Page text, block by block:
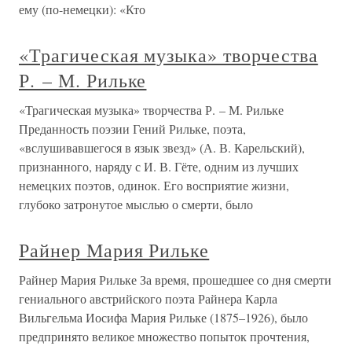
ему (по-немецки): «Кто
«Трагическая музыка» творчества
Р. – М. Рильке
«Трагическая музыка» творчества Р. – М. Рильке
Преданность поэзии Гений Рильке, поэта,
«вслушивавшегося в язык звезд» (А. В. Карельский),
признанного, наряду с И. В. Гёте, одним из лучших
немецких поэтов, одинок. Его восприятие жизни,
глубоко затронутое мыслью о смерти, было
Райнер Мария Рильке
Райнер Мария Рильке За время, прошедшее со дня смерти
гениального австрийского поэта Райнера Карла
Вильгельма Иосифа Мария Рильке (1875–1926), было
предпринято великое множество попыток прочтения,